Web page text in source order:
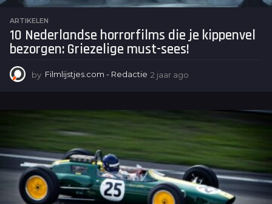
ARTIKELEN
10 Nederlandse horrorfilms die je kippenvel
bezorgen: Griezelige must-sees!
by Filmlijstjes.com - Redactie 2 jaar ago
r
g